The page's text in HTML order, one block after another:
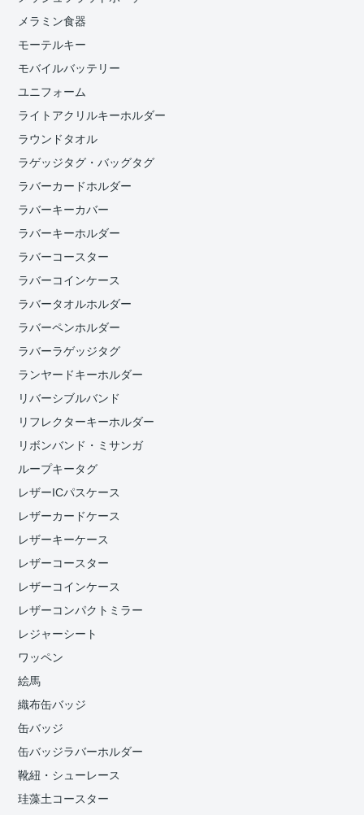
メラミン食器
モーテルキー
モバイルバッテリー
ユニフォーム
ライトアクリルキーホルダー
ラウンドタオル
ラゲッジタグ・バッグタグ
ラバーカードホルダー
ラバーキーカバー
ラバーキーホルダー
ラバーコースター
ラバーコインケース
ラバータオルホルダー
ラバーペンホルダー
ラバーラゲッジタグ
ランヤードキーホルダー
リバーシブルバンド
リフレクターキーホルダー
リボンバンド・ミサンガ
ループキータグ
レザーICパスケース
レザーカードケース
レザーキーケース
レザーコースター
レザーコインケース
レザーコンパクトミラー
レジャーシート
ワッペン
絵馬
織布缶バッジ
缶バッジ
缶バッジラバーホルダー
靴紐・シューレース
珪藻土コースター